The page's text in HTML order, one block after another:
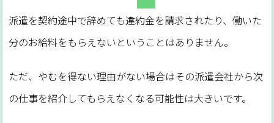
派遣を契約途中で辞めても違約金を請求されたり、働いた
分のお給料をもらえないということはありません。
ただ、やむを得ない理由がない場合はその派遣会社から次
の仕事を紹介してもらえなくなる可能性は大きいです。